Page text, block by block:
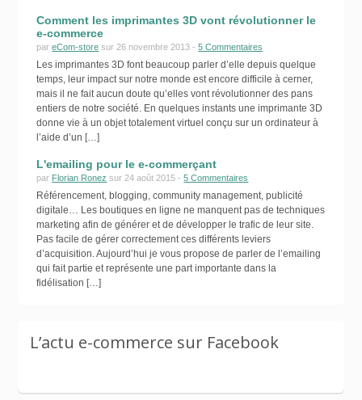
Comment les imprimantes 3D vont révolutionner le
e-commerce
pareCom-store sur 26 novembre 2013 -5 Commentaires
Les imprimantes 3D font beaucoup parler d’elle depuis quelque
temps, leur impact sur notre monde est encore difficile à cerner,
mais il ne fait aucun doute qu’elles vont révolutionner des pans
entiers de notre société. En quelques instants une imprimante 3D
donne vie à un objet totalement virtuel conçu sur un ordinateur à
l’aide d’un […]
L'emailing pour le e-commerçant
par Florian Ronez sur 24 août 2015 -5 Commentaires
Référencement, blogging, community management, publicité
digitale… Les boutiques en ligne ne manquent pas de techniques
marketing afin de générer et de développer le trafic de leur site.
Pas facile de gérer correctement ces différents leviers
d’acquisition. Aujourd’hui je vous propose de parler de l’emailing
qui fait partie et représente une part importante dans la
fidélisation […]
L’actu e-commerce sur Facebook